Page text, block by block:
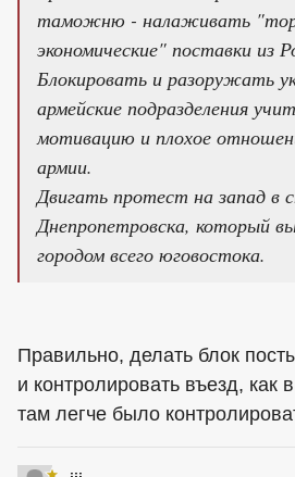
таможню - налаживать
экономические" поставки из
Блокировать и разоружать
армейские подразделения
мотивацию и плохое
армии.
Двигать протест на запад в
Днепропетровска, который
городом всего юговостока.
Правильно, делать блок
и контролировать въезд, как
там легче было